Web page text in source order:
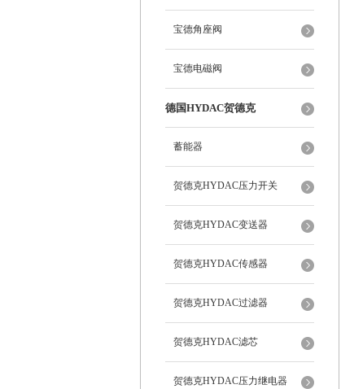
宝德角座阀
宝德电磁阀
德国HYDAC贺德克
蓄能器
贺德克HYDAC压力开关
贺德克HYDAC变送器
贺德克HYDAC传感器
贺德克HYDAC过滤器
贺德克HYDAC滤芯
贺德克HYDAC压力继电器